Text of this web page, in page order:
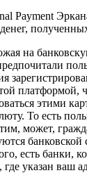
Payment
на
платформой,
этими
То есть
может,
есть банки,
указан ваш